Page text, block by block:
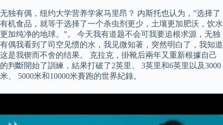
无独有偶，纽约大学营养学家马里昂？ 内斯托也认为，”选择了
有机食品，就等于选择了一个杀虫剂更少，土壤更加肥沃，饮水
更加纯净的地球。”。 今天我有道题不会可我要追根求源，无独
有偶我看到了司空见惯的水，我见微知著，突然明白了，我知道
这是我锲而不舍的结果。 克拉克，掛靴后兩年又重新根據自己
的判斷開始了訓練，結果打破了2英里、 3英里和6英里以及3000
米、 5000米和10000米賽跑的世界紀錄。